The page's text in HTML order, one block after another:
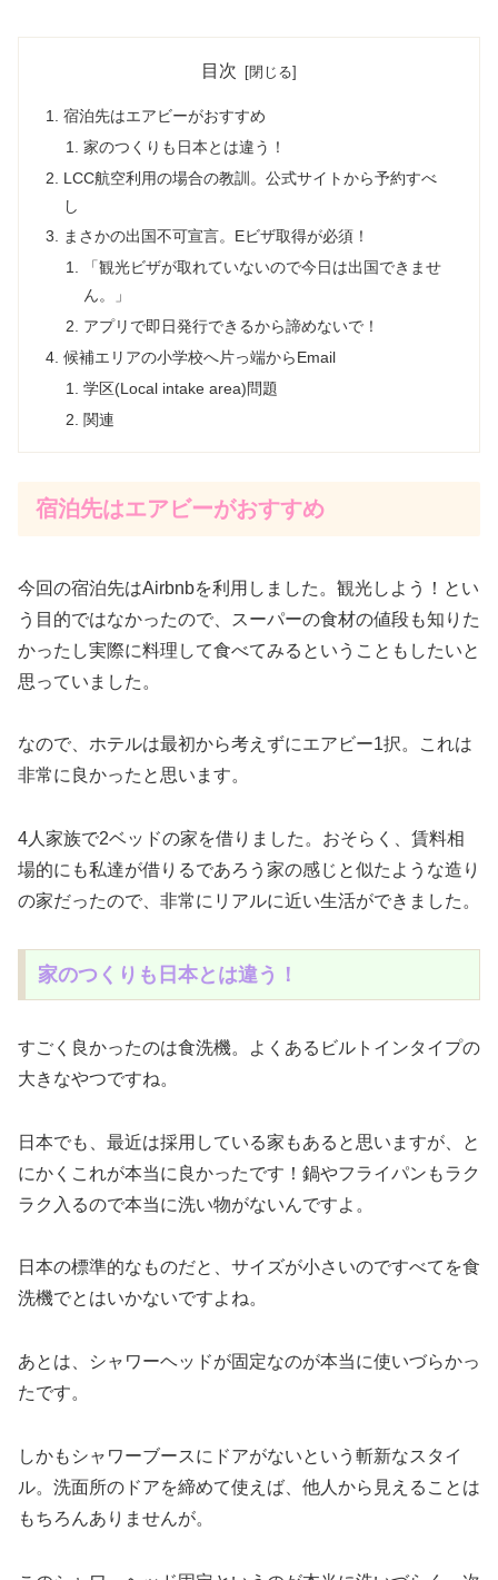
目次
宿泊先はエアビーがおすすめ
家のつくりも日本とは違う！
LCC航空利用の場合の教訓。公式サイトから予約すべ
し
まさかの出国不可宣言。Eビザ取得が必須！
「観光ビザが取れていないので今日は出国できませ
ん。」
アプリで即日発行できるから諦めないで！
候補エリアの小学校へ片っ端からEmail
学区(Local intake area)問題
関連
宿泊先はエアビーがおすすめ
今回の宿泊先はAirbnbを利用しました。観光しよう！とい
う目的ではなかったので、スーパーの食材の値段も知りた
かったし実際に料理して食べてみるということもしたいと
思っていました。
なので、ホテルは最初から考えずにエアビー1択。これは
非常に良かったと思います。
4人家族で2ベッドの家を借りました。おそらく、賃料相
場的にも私達が借りるであろう家の感じと似たような造り
の家だったので、非常にリアルに近い生活ができました。
家のつくりも日本とは違う！
すごく良かったのは食洗機。よくあるビルトインタイプの
大きなやつですね。
日本でも、最近は採用している家もあると思いますが、と
にかくこれが本当に良かったです！鍋やフライパンもラク
ラク入るので本当に洗い物がないんですよ。
日本の標準的なものだと、サイズが小さいのですべてを食
洗機でとはいかないですよね。
あとは、シャワーヘッドが固定なのが本当に使いづらかっ
たです。
しかもシャワーブースにドアがないという斬新なスタイ
ル。洗面所のドアを締めて使えば、他人から見えることは
もちろんありませんが。